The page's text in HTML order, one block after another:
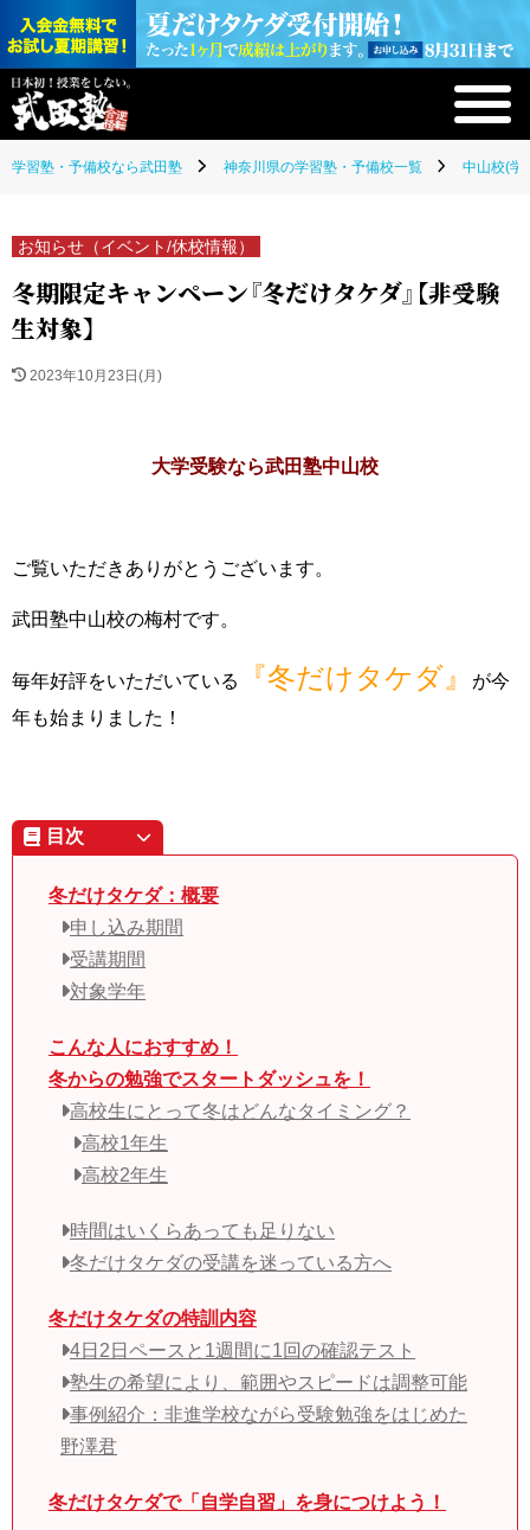
学習塾・予備校なら武田塾 神奈川県の学習塾・予備校一覧 中山校(学
お知らせ（イベント/休校情報）
冬期限定キャンペーン『冬だけタケダ』【非受験
生対象】
2023年10月23日(月)
大学受験なら武田塾中山校
ご覧いただきありがとうございます。
武田塾中山校の梅村です。
毎年好評をいただいている 『冬だけタケダ』
が今
年も始まりました！
目次
冬だけタケダ：概要
申し込み期間
受講期間
対象学年
こんな人におすすめ！
冬からの勉強でスタートダッシュを！
高校生にとって冬はどんなタイミング？
高校1年生
高校2年生
時間はいくらあっても足りない
冬だけタケダの受講を迷っている方へ
冬だけタケダの特訓内容
4日2日ペースと1週間に1回の確認テスト
塾生の希望により、範囲やスピードは調整可能
事例紹介：非進学校ながら受験勉強をはじめた
野澤君
冬だけタケダで「自学自習」を身につけよう！